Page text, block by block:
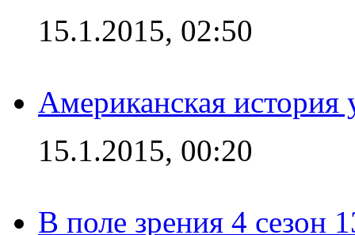
15.1.2015, 02:50
Американская история
15.1.2015, 00:20
В поле зрения 4 сезон